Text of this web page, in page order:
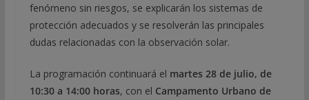
fenómeno sin riesgos, se explicarán los sistemas de
protección adecuados y se resolverán las principales
dudas relacionadas con la observación solar.
La programación continuará el martes 28 de julio, de
10:30 a 14:00 horas, con el Campamento Urbano de